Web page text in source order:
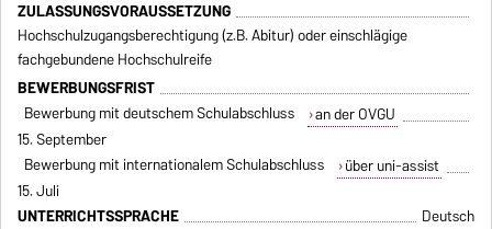
ZULASSUNGSVORAUSSETZUNG
Hochschulzugangsberechtigung (z.B. Abitur) oder einschlägige
fachgebundene Hochschulreife
BEWERBUNGSFRIST
Bewerbung mit deutschem Schulabschluss
an der OVGU
15. September
Bewerbung mit internationalem Schulabschluss
über uni-assist
15. Juli
UNTERRICHTSSPRACHE
Deutsch